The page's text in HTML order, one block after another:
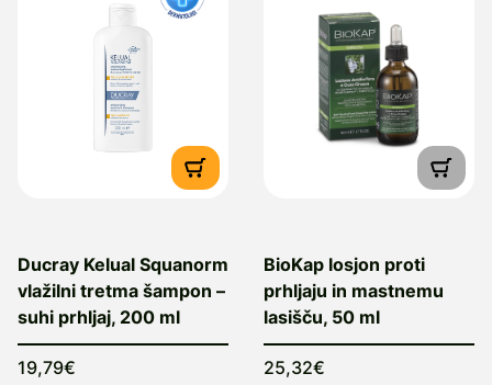
Ducray Kelual Squanorm
vlažilni tretma šampon –
suhi prhljaj, 200 ml
19,79€
BioKap losjon proti
prhljaju in mastnemu
lasišču, 50 ml
25,32€